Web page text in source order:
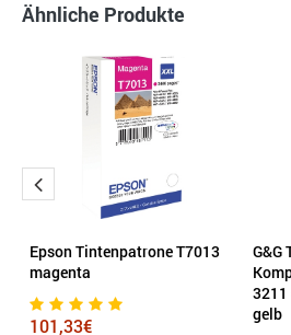
Ähnliche Produkte
Epson Tintenpatrone T7013
magenta
101,33€
G&G
3211
gelb